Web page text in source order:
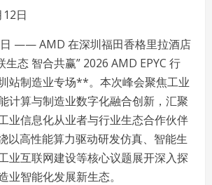
日
—— AMD 在深圳福田香格里拉酒店
态 智合共赢” 2026 AMD EPYC 行
站制造业专场**。本次峰会聚焦工业
计算与制造业数字化融合创新，汇聚
业信息化从业者与行业生态合作伙伴
以高性能算力驱动研发仿真、智能生
业互联网建设等核心议题展开深入探
业智能化发展新生态。